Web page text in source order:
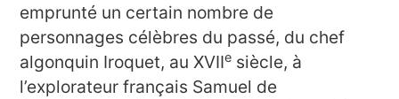
emprunté un certain nombre de
personnages célèbres du passé, du chef
algonquin Iroquet, au XVIIe siècle, à
l’explorateur français Samuel de